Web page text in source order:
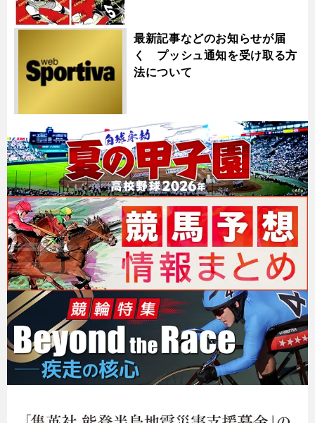
最新記事などのお知らせが届
く プッシュ通知を受け取る方
法について